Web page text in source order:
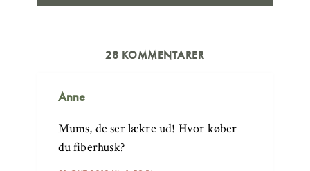
28 KOMMENTARER
Anne
Mums, de ser lækre ud! Hvor køber
du fiberhusk?